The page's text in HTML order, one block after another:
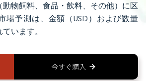
物飼料、食品・飲料、その他）に区
場予測は、金額（USD）および数量
います。